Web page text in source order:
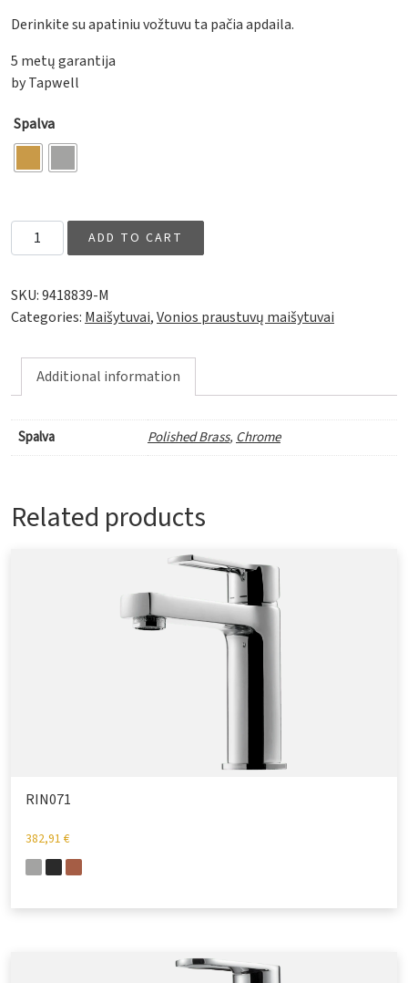
Derinkite su apatiniu vožtuvu ta pačia apdaila.
5 metų garantija
by Tapwell
Spalva
VLV077 quantityADD TO CART
SKU:9418839-M
Categories: Maišytuvai,Vonios praustuvų maišytuvai
Additional information
Spalva Polished Brass, Chrome
Related products
RIN071
382,91 €